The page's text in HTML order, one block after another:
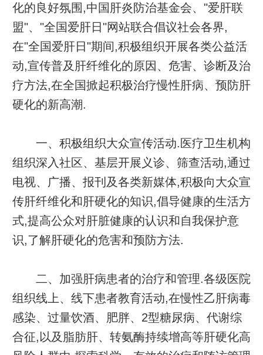
化的良好氛围,中国肝炎防治基金会、"爱肝联
盟"、"全国爱肝日"网站联合倡议社会各界,
在"全国爱肝日"期间,积极组织开展各类公益活
动,宣传普及肝纤维化的原因、危害、诊断及治
疗方法,在全国掀起积极治疗慢性肝病、预防肝
硬化的新高潮.
一、积极组织大众宣传活动.医疗卫生机构
组织深入社区、基层开展义诊、筛查活动,通过
电视、广播、报刊及各类新媒体,积极向大众宣
传肝纤维化和肝硬化的知识,倡导健康的生活方
式,提高公众对肝脏健康的认识和自我保护意
识,了解肝硬化的危害和预防方法.
二、加强肝病患者的治疗和管理.各级医院
组织线上、线下患者教育活动,在慢性乙肝病毒
感染、过量饮酒、肥胖、2型糖尿病、代谢综
合征,以及脂肪肝、转氨酶持续增高等肝硬化高